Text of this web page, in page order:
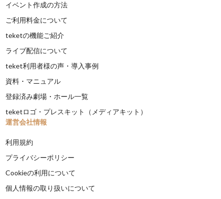
イベント作成の方法
ご利用料金について
teketの機能ご紹介
ライブ配信について
teket利用者様の声・導入事例
資料・マニュアル
登録済み劇場・ホール一覧
teketロゴ・プレスキット（メディアキット）
運営会社情報
利用規約
プライバシーポリシー
Cookieの利用について
個人情報の取り扱いについて